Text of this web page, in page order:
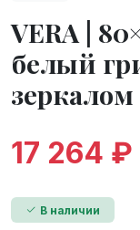
VERA |
белый
зеркалом
17 264 ₽
В наличии